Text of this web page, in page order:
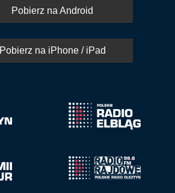
Pobierz na Android
Pobierz na iPhone / iPad